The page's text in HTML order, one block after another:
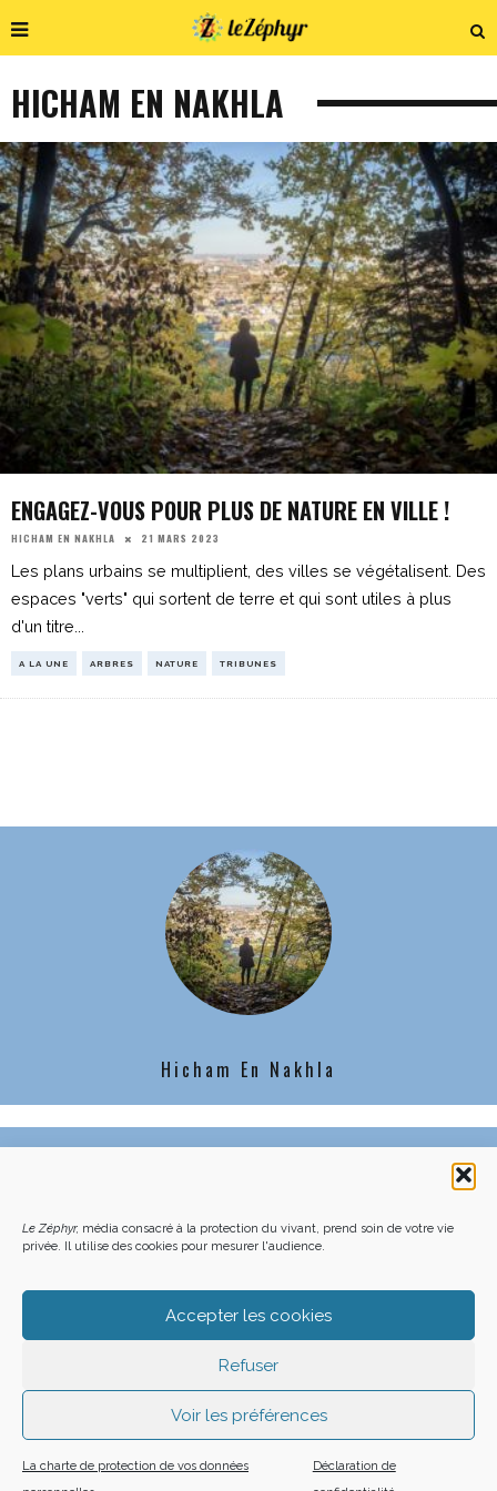
Le Zéphyr, média consacré à la protection du vivant, prend soin de votre vie
privée. Il utilise des cookies pour mesurer l'audience.
Accepter les cookies
Refuser
Voir les préférences
La charte de protection de vos données
Déclaration de
HICHAM EN NAKHLA
ENGAGEZ-VOUS POUR PLUS DE NATURE EN VILLE !
HICHAM EN NAKHLA 21 MARS 2023
Les plans urbains se multiplient, des villes se végétalisent. Des
espaces "verts" qui sortent de terre et qui sont utiles à plus
d'un titre
A LA UNE ARBRES NATURE TRIBUNES
Hicham En Nakhla
ACHETER LE DERNIER NUMÉRO
PODCAST EN FORÊT
OÙ NOUS TROUVER
NEWSLETTER
Z LE ZÉPHYR - 2026